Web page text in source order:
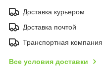
Доставка курьером
Доставка почтой
Транспортная компания
Все условия доставки